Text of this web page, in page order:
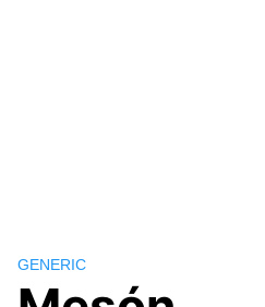
GENERIC